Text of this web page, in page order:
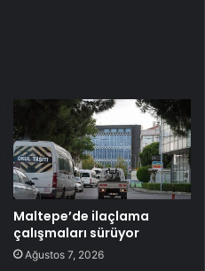
Maltepe’de ilaçlama
çalışmaları sürüyor
Ağustos 7, 2026